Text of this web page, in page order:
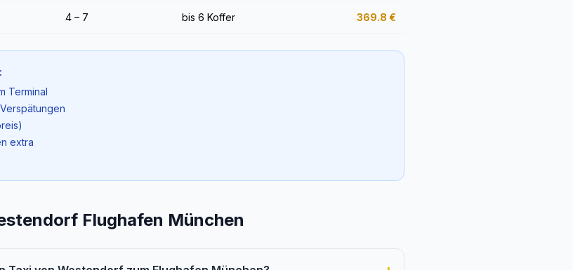
4 – 7 bis 6 Koffer 369.8 €
Terminal
extra
Flughafen München